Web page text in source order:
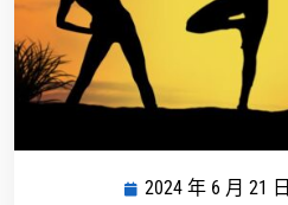
2024 年 6 月 21 日